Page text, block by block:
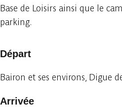
Base de Loisirs ainsi que le
parking.
Départ
Bairon et ses environs, Digue
Arrivée